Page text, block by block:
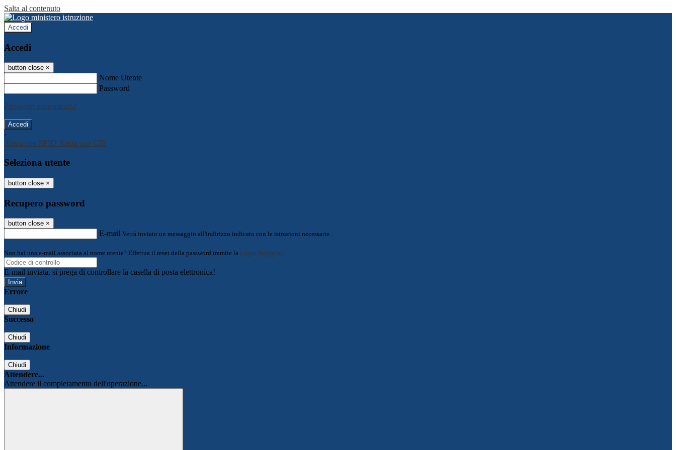
Salta al contenuto
Accedi
Accedi
button close ×
Nome Utente
Password
Password dimenticata?
-
Entra con SPID Entra con CIE
Seleziona utente
button close ×
Recupero password
button close ×
E-mail Verrà inviato un messaggio all'indirizzo indicato con le istruzioni necessarie.
Non hai una e-mail associata al nome utente? Effettua il reset della password tramite la Login Spaggiari
E-mail inviata, si prega di controllare la casella di posta elettronica!
Errore
Chiudi
Successo
Chiudi
Informazione
Chiudi
Attendere...
Attendere il completamento dell'operazione...